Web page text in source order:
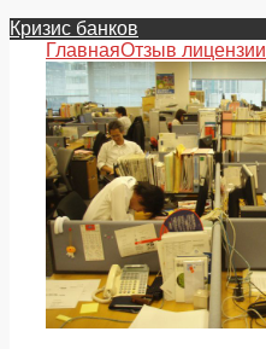
Кризис банков
ГлавнаяОтзыв лицензии